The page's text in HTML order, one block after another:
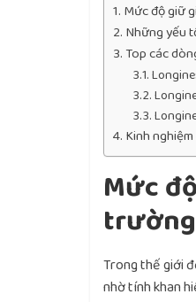
Mức độ giữ
Những yếu
Top các
Kinh
Mức
trường
Trong thế giới
nhờ tính khan